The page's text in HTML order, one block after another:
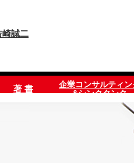
著 書
企業コンサルティン
&シンクタンク